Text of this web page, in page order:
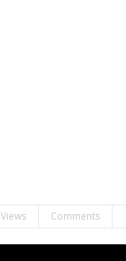
Views Comments